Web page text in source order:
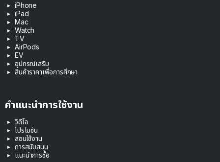
iPhone
iPad
Mac
Watch
TV
AirPods
EV
อุปกรณ์เสริม
สินค้าราคาเพื่อการศึกษา
คำแนะนำการใช้งาน
วิดีโอ
โปรโมชัน
สอนใช้งาน
การสนับสนุน
แนะนำการซื้อ